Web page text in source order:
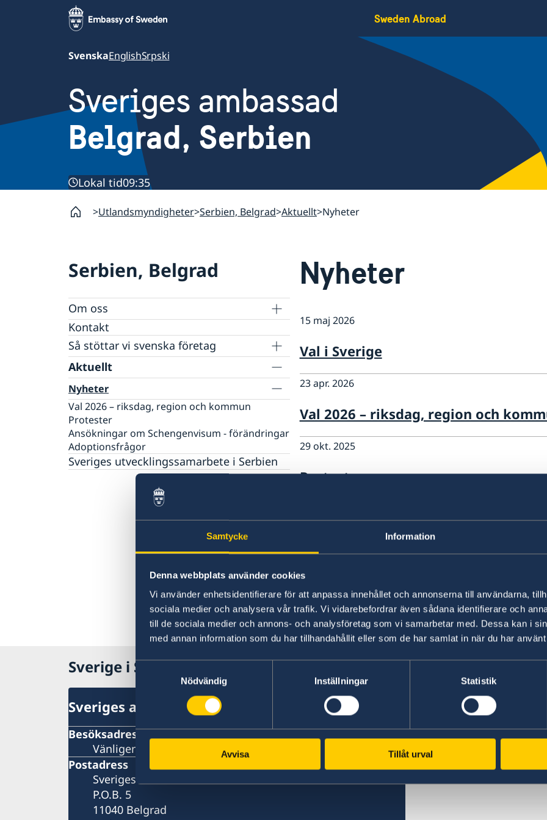
Samtycke Information
Denna webbplats använder cookies
Vi använder enhetsidentifierare för att anpassa innehållet och annonserna till användarna,
sociala medier och analysera vår trafik. Vi vidarebefordrar även sådana identifierare och
till de sociala medier och annons- och analysföretag som vi samarbetar med. Dessa kan i
med annan information som du har tillhandahållit eller som de har samlat in när du har
Samtyckesval
Nödvändig
Inställningar Statistik
Avvisa Tillåt urval
Sweden Abroad
SvenskaEnglishSrpski
Sveriges ambassad
Belgrad, Serbien
Lokal tid09:35
Utlandsmyndigheter Serbien, Belgrad Aktuellt Nyheter
Serbien, Belgrad
Om oss
Sveriges ambassadör
Kontakt
Så stöttar vi svenska företag
Vi är en resurs för svenska företag
Team Sweden
Så kan du få stöd
Svenska företag i Serbien
Anmäl handelshinder
Aktuellt
Nyheter
Val 2026 – riksdag, region och kommun
Protester
Ansökningar om Schengenvisum - förändringar
Adoptionsfrågor
Sveriges utvecklingssamarbete i Serbien
Nyheter
15 maj 2026
Val i Sverige
23 apr. 2026
Val 2026 – riksdag, region och
29 okt. 2025
Protester
Regeringens prioriteringar i
12 feb. 2025
Regeringens prioriteringar i
1 2 3 4 5 ... 7 8 »
Sverige i Serbien
Sveriges ambassad
Besöksadress
Vänligen boka ditt besök per telefon eller epost
Postadress
Sveriges ambassad
P.O.B. 5
11040 Belgrad
Svenska konsulat
Podgorica
Telefonnummer